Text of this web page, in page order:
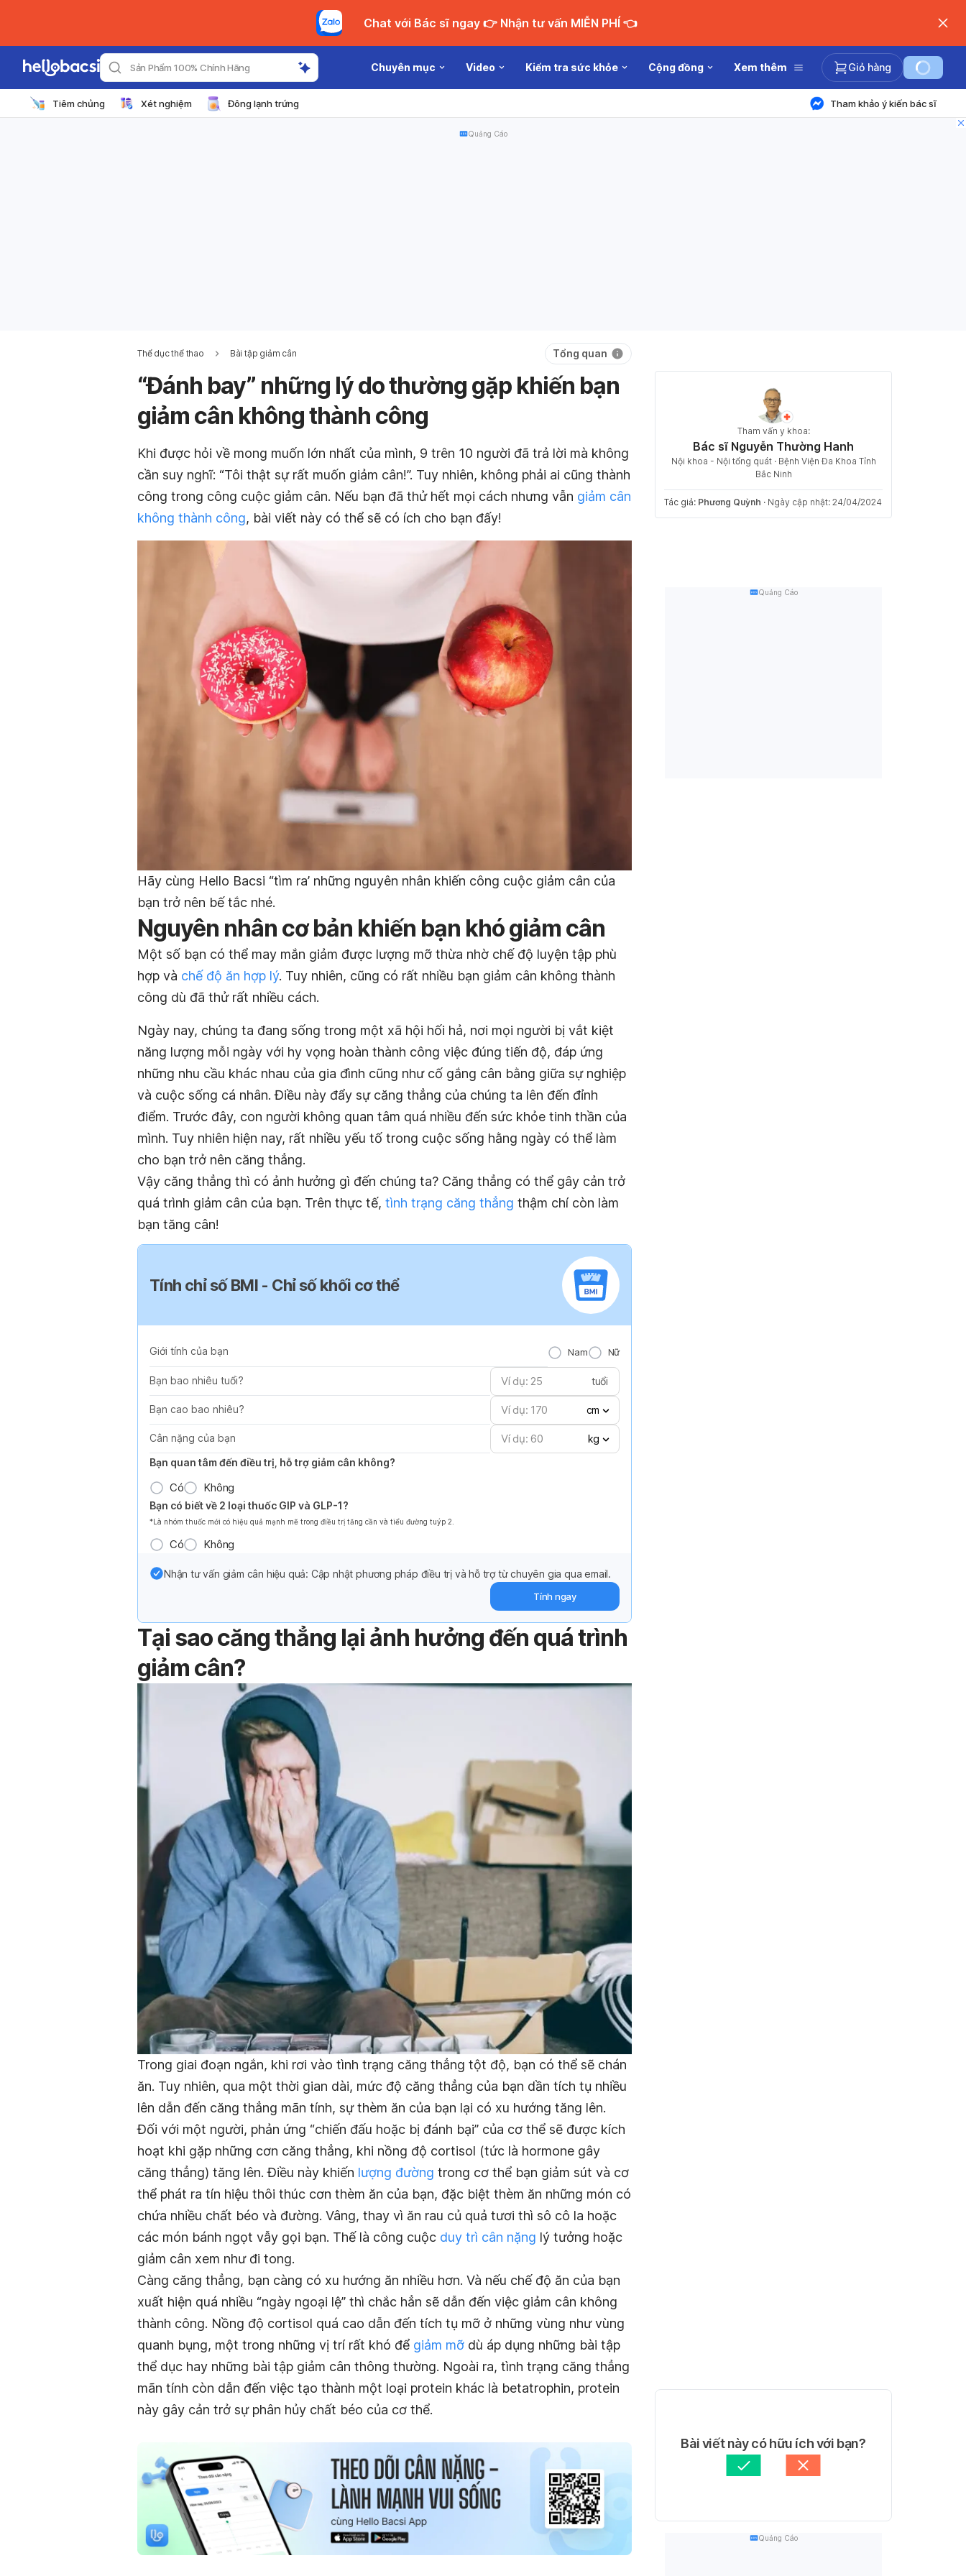
Chat với Bác sĩ ngay 👉 Nhận tư vấn MIỄN PHÍ 👈
Sản Phẩm 100% Chính Hãng Chuyên mục Video Kiểm tra sức khỏe Cộng đồng Xem thêm Giỏ hàng
Tiêm chủng Xét nghiệm Đông lạnh trứng Tham khảo ý kiến bác sĩ
Quảng Cáo
Thể dục thể thao Bài tập giảm cân Tổng quan
“Đánh bay” những lý do thường gặp khiến bạn
giảm cân không thành công
Khi được hỏi về mong muốn lớn nhất của mình, 9 trên 10 người đã trả lời mà không
cần suy nghĩ: “Tôi thật sự rất muốn giảm cân!”. Tuy nhiên, không phải ai cũng thành
công trong công cuộc giảm cân. Nếu bạn đã thử hết mọi cách nhưng vẫn giảm cân
không thành công, bài viết này có thể sẽ có ích cho bạn đấy!
Hãy cùng Hello Bacsi “tìm ra’ những nguyên nhân khiến công cuộc giảm cân của
bạn trở nên bế tắc nhé.
Nguyên nhân cơ bản khiến bạn khó giảm cân
Một số bạn có thể may mắn giảm được lượng mỡ thừa nhờ chế độ luyện tập phù
hợp và chế độ ăn hợp lý. Tuy nhiên, cũng có rất nhiều bạn giảm cân không thành
công dù đã thử rất nhiều cách.
Ngày nay, chúng ta đang sống trong một xã hội hối hả, nơi mọi người bị vắt kiệt
năng lượng mỗi ngày với hy vọng hoàn thành công việc đúng tiến độ, đáp ứng
những nhu cầu khác nhau của gia đình cũng như cố gắng cân bằng giữa sự nghiệp
và cuộc sống cá nhân. Điều này đẩy sự căng thẳng của chúng ta lên đến đỉnh
điểm. Trước đây, con người không quan tâm quá nhiều đến sức khỏe tinh thần của
mình. Tuy nhiên hiện nay, rất nhiều yếu tố trong cuộc sống hằng ngày có thể làm
cho bạn trở nên căng thẳng.
Vậy căng thẳng thì có ảnh hưởng gì đến chúng ta? Căng thẳng có thể gây cản trở
quá trình giảm cân của bạn. Trên thực tế, tình trạng căng thẳng thậm chí còn làm
bạn tăng cân!
Tính chỉ số BMI - Chỉ số khối cơ thể
Giới tính của bạn Nam Nữ
Bạn bao nhiêu tuổi? tuổi
Bạn cao bao nhiêu? cm
Cân nặng của bạn
kg
Bạn quan tâm đến điều trị, hỗ trợ giảm cân không?
Có Không
Bạn có biết về 2 loại thuốc GIP và GLP-1?
*Là nhóm thuốc mới có hiệu quả mạnh mẽ trong điều trị tăng cần và tiểu đường tuýp 2.
Có Không
Nhận tư vấn giảm cân hiệu quả: Cập nhật phương pháp điều trị và hỗ trợ từ chuyên gia qua email.
Tính ngay
Tại sao căng thẳng lại ảnh hưởng đến quá trình
giảm cân?
Trong giai đoạn ngắn, khi rơi vào tình trạng căng thẳng tột độ, bạn có thể sẽ chán
ăn. Tuy nhiên, qua một thời gian dài, mức độ căng thẳng của bạn dần tích tụ nhiều
lên dẫn đến căng thẳng mãn tính, sự thèm ăn của bạn lại có xu hướng tăng lên.
Đối với một người, phản ứng “chiến đấu hoặc bị đánh bại” của cơ thể sẽ được kích
hoạt khi gặp những cơn căng thẳng, khi nồng độ cortisol (tức là hormone gây
căng thẳng) tăng lên. Điều này khiến lượng đường trong cơ thể bạn giảm sút và cơ
thể phát ra tín hiệu thôi thúc cơn thèm ăn của bạn, đặc biệt thèm ăn những món có
chứa nhiều chất béo và đường. Vâng, thay vì ăn rau củ quả tươi thì sô cô la hoặc
các món bánh ngọt vẫy gọi bạn. Thế là công cuộc duy trì cân nặng lý tưởng hoặc
giảm cân xem như đi tong.
Càng căng thẳng, bạn càng có xu hướng ăn nhiều hơn. Và nếu chế độ ăn của bạn
xuất hiện quá nhiều “ngày ngoại lệ” thì chắc hẳn sẽ dẫn đến việc giảm cân không
thành công. Nồng độ cortisol quá cao dẫn đến tích tụ mỡ ở những vùng như vùng
quanh bụng, một trong những vị trí rất khó để giảm mỡ dù áp dụng những bài tập
thể dục hay những bài tập giảm cân thông thường. Ngoài ra, tình trạng căng thẳng
mãn tính còn dẫn đến việc tạo thành một loại protein khác là betatrophin, protein
này gây cản trở sự phân hủy chất béo của cơ thể.
Tham vấn y khoa:
Bác sĩ Nguyễn Thường Hanh
Nội khoa - Nội tổng quát · Bệnh Viện Đa Khoa Tỉnh
Bắc Ninh
Tác giả: Phương Quỳnh · Ngày cập nhật: 24/04/2024
Quảng Cáo
Bài viết này có hữu ích với bạn?
Quảng Cáo